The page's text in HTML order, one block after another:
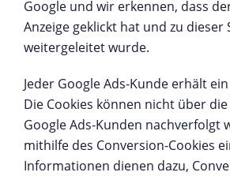
Google und wir erkennen, dass
Anzeige geklickt hat und zu dieser
weitergeleitet wurde.
Jeder Google Ads-Kunde erhält
Die Cookies können nicht über
Google Ads-Kunden nachverfolgt
mithilfe des Conversion-Cookies
Informationen dienen dazu,